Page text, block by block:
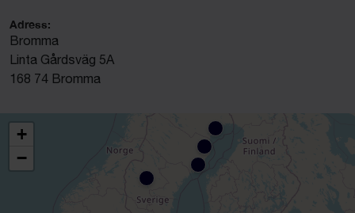
Adress:
Bromma
Linta Gårdsväg 5A
168 74 Bromma
+
−